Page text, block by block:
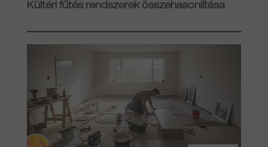
Kültéri fűtés rendszerek összehasonlítása